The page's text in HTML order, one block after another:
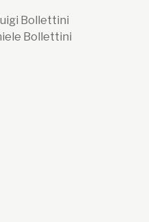
Bollettini
Bollettini